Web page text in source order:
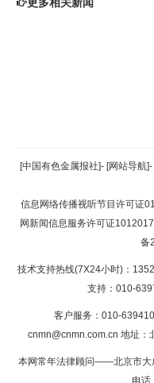
[中国有色金属报社]- [网站导航]-
信息网络传播视听节目许可证
网新闻信息服务许可证
备
技术支持热线(7X24小时)：
支持：010-
客户服务：010-
cnmn@cnmn.com.cn 地址：
本网常年法律顾问——北京市大
电话